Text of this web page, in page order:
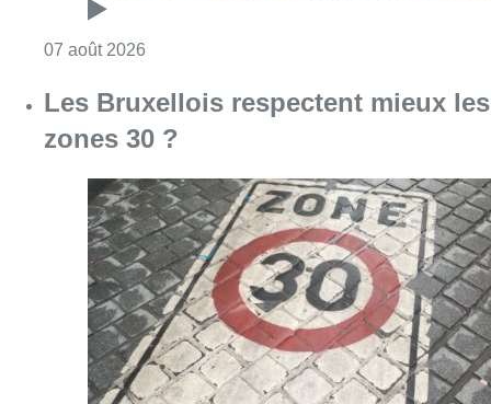
07 août 2026
Les Bruxellois respectent mieux les
zones 30 ?